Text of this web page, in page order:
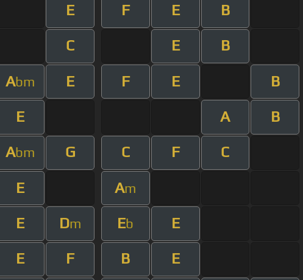
E F E B
C E B
Abm E F E B
E A B
Abm G C F C
E Am
E Dm Eb E
E F B E